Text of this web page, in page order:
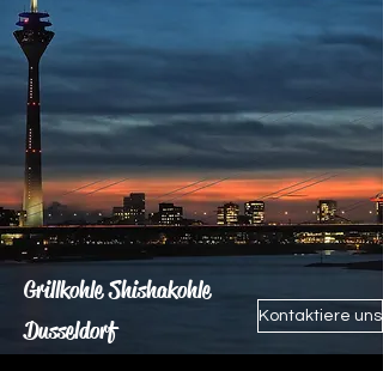
Grillkohle Shishakohle
Dusseldorf
Kontaktiere uns